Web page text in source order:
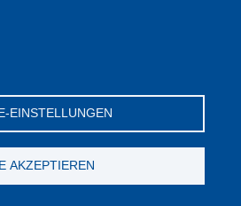
EINSTELLUNGEN
AKZEPTIEREN